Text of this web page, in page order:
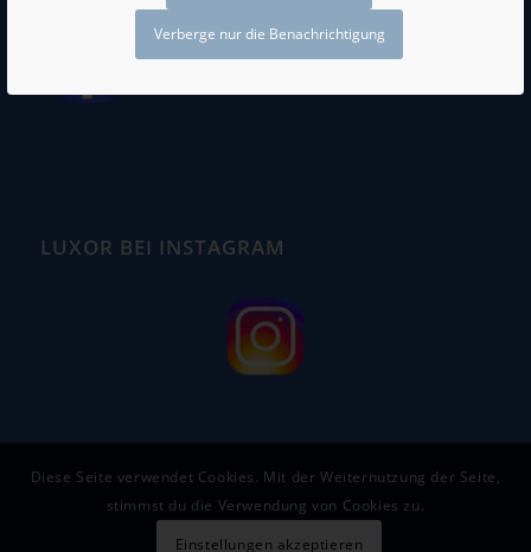
Verberge nur die Benachrichtigung
LUXOR BEI INSTAGRAM
Diese Seite verwendet Cookies. Mit der Weiternutzung der Seite,
stimmst du die Verwendung von Cookies zu.
Einstellungen akzeptieren